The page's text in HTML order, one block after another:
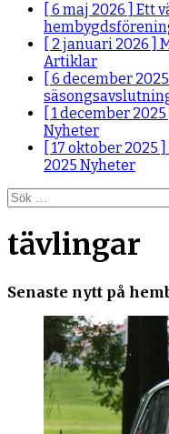
[ 6 maj 2026 ] Ett
[ 2 januari 2026 ]
Artiklar
[ 6 december 2025
[ 1 december 2025 ]
Nyheter
[ 17 oktober 2025 ]
2025 Nyheter
Sök
efter:
tävlingar
Senaste nytt på